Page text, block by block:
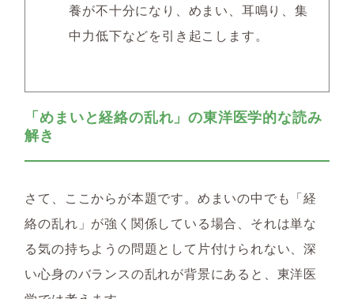
養が不十分になり、めまい、耳鳴り、集
中力低下などを引き起こします。
「めまいと経絡の乱れ」の東洋医学的な読み
解き
さて、ここからが本題です。めまいの中でも「経
絡の乱れ」が強く関係している場合、それは単な
る気の持ちようの問題として片付けられない、深
い心身のバランスの乱れが背景にあると、東洋医